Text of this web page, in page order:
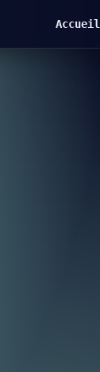
Accueil